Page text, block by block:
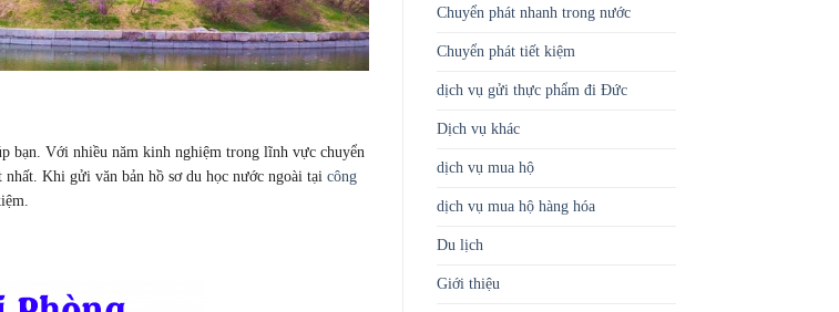
bạn. Với nhiều năm kinh nghiệm trong lĩnh vực chuyển
Khi gửi văn bản hồ sơ du học nước ngoài tại công
Chuyển phát nhanh trong nước
Chuyển phát tiết kiệm
dịch vụ gửi thực phẩm đi Đức
Dịch vụ khác
dịch vụ mua hộ
dịch vụ mua hộ hàng hóa
Du lịch
Giới thiệu